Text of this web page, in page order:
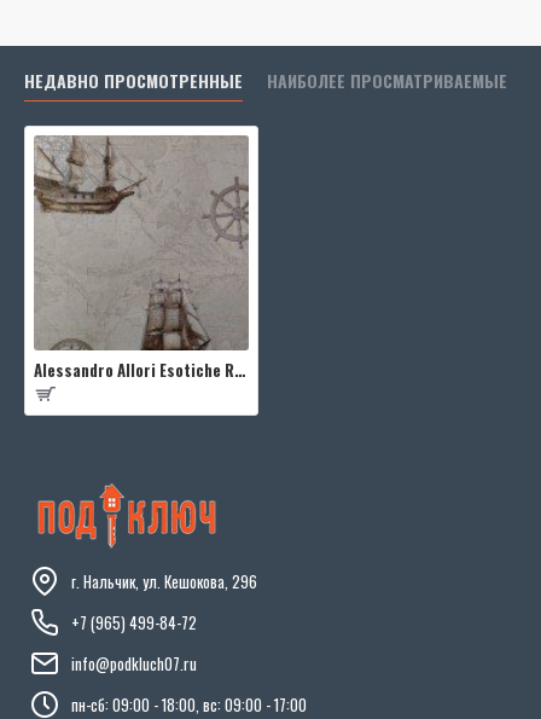
НЕДАВНО ПРОСМОТРЕННЫЕ НАИБОЛЕЕ ПРОСМАТРИВАЕМЫЕ
Alessandro Allori Esotiche RFE1609-2
г. Нальчик, ул. Кешокова, 296
+7 (965) 499-84-72
info@podkluch07.ru
пн-сб: 09:00 - 18:00, вс: 09:00 - 17:00